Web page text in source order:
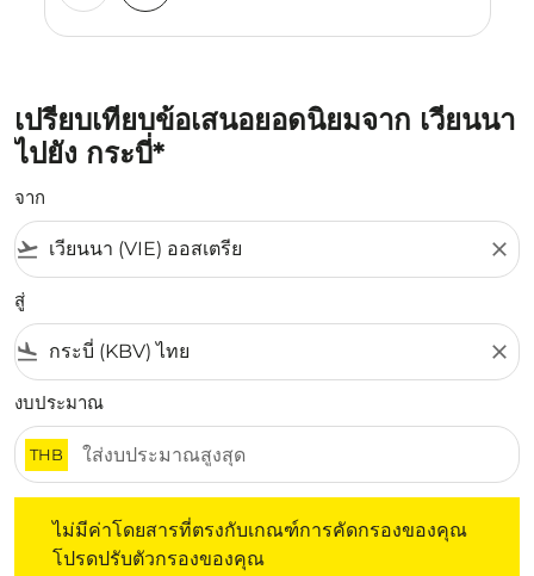
เปรียบเทียบข้อเสนอยอดนิยมจาก เวียนนา
ไปยัง กระบี่*
จาก
flight_takeoff close
สู่
flight_land close
งบประมาณ
THB
ไม่มีค่าโดยสารที่ตรงกับเกณฑ์การคัดกรองของคุณ
โปรดปรับตัวกรองของคุณ